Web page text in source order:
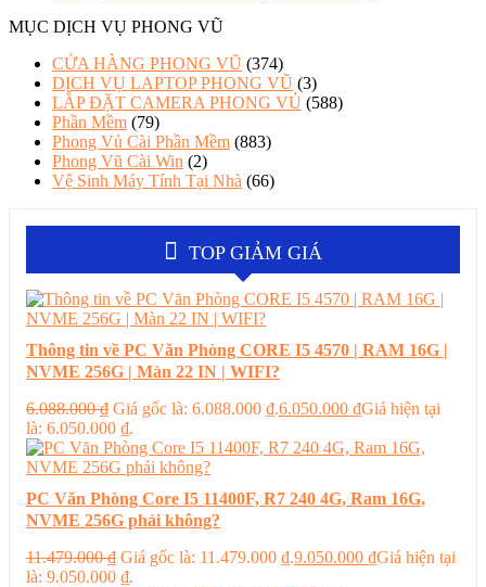
MỤC DỊCH VỤ PHONG VŨ
CỬA HÀNG PHONG VŨ (374)
DỊCH VỤ LAPTOP PHONG VŨ (3)
LẮP ĐẶT CAMERA PHONG VỦ (588)
Phần Mềm (79)
Phong Vủ Cài Phần Mềm (883)
Phong Vũ Cài Win (2)
Vệ Sinh Máy Tính Tại Nhà (66)
TOP GIẢM GIÁ
Thông tin về PC Văn Phòng CORE I5 4570 | RAM 16G |
NVME 256G | Màn 22 IN | WIFI?
6.088.000₫ Giá gốc là: 6.088.000 ₫.6.050.000 ₫Giá hiện tại
là: 6.050.000 ₫.
PC Văn Phòng Core I5 11400F, R7 240 4G, Ram 16G,
NVME 256G phải không?
11.479.000₫ Giá gốc là: 11.479.000 ₫.9.050.000 ₫Giá hiện tại
là: 9.050.000 ₫.